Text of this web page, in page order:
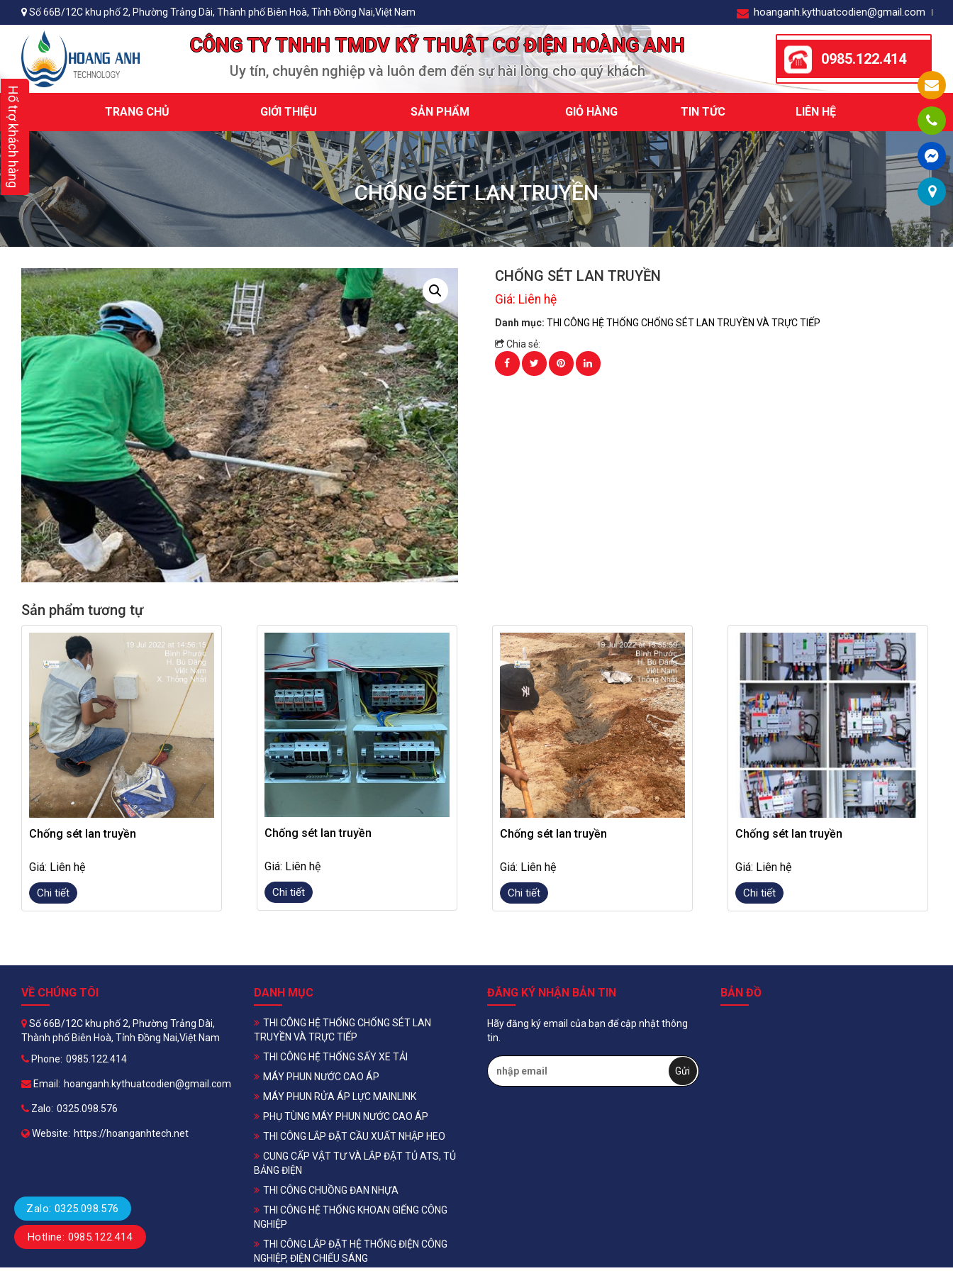
Số 66B/12C khu phố 2, Phường Trảng Dài, Thành phố Biên Hoà, Tỉnh Đồng Nai,Việt Nam hoanganh.kythuatcodien@gmail.com
CÔNG TY TNHH TMDV KỸ THUẬT CƠ ĐIỆN HOÀNG ANH
Uy tín, chuyên nghiệp và luôn đem đến sự hài lòng cho quý khách
0985.122.414
TRANG CHỦ GIỚI THIỆU SẢN PHẨM GIỎ HÀNG TIN TỨC LIÊN HỆ
CHỐNG SÉT LAN TRUYỀN
CHỐNG SÉT LAN TRUYỀN
Giá: Liên hệ
Danh mục: THI CÔNG HỆ THỐNG CHỐNG SÉT LAN TRUYỀN VÀ TRỰC TIẾP
Chia sẻ:
Sản phẩm tương tự
Chống sét lan truyền
Giá: Liên hệ
Chi tiết
Chống sét lan truyền
Giá: Liên hệ
Chi tiết
Chống sét lan truyền
Giá: Liên hệ
Chi tiết
Chống sét lan truyền
Giá: Liên hệ
Chi tiết
VỀ CHÚNG TÔI
Số 66B/12C khu phố 2, Phường Trảng Dài,
Thành phố Biên Hoà, Tỉnh Đồng Nai,Việt Nam
Phone: 0985.122.414
Email: hoanganh.kythuatcodien@gmail.com
Zalo: 0325.098.576
Website: https://hoanganhtech.net
DANH MỤC
THI CÔNG HỆ THỐNG CHỐNG SÉT LAN
TRUYỀN VÀ TRỰC TIẾP
THI CÔNG HỆ THỐNG SẤY XE TẢI
MÁY PHUN NƯỚC CAO ÁP
MÁY PHUN RỬA ÁP LỰC MAINLINK
PHỤ TÙNG MÁY PHUN NƯỚC CAO ÁP
THI CÔNG LẮP ĐẶT CẦU XUẤT NHẬP HEO
CUNG CẤP VẬT TƯ VÀ LẮP ĐẶT TỦ ATS, TỦ
BẢNG ĐIỆN
THI CÔNG CHUỒNG ĐAN NHỰA
THI CÔNG HỆ THỐNG KHOAN GIẾNG CÔNG
NGHIỆP
THI CÔNG LẮP ĐẶT HỆ THỐNG ĐIỆN CÔNG
NGHIỆP, ĐIỆN CHIẾU SÁNG
ĐĂNG KÝ NHẬN BẢN TIN
Hãy đăng ký email của bạn để cập nhật thông
tin.
BẢN ĐỒ
Zalo: 0325.098.576
Hotline: 0985.122.414
Hổ trợ khách hàng